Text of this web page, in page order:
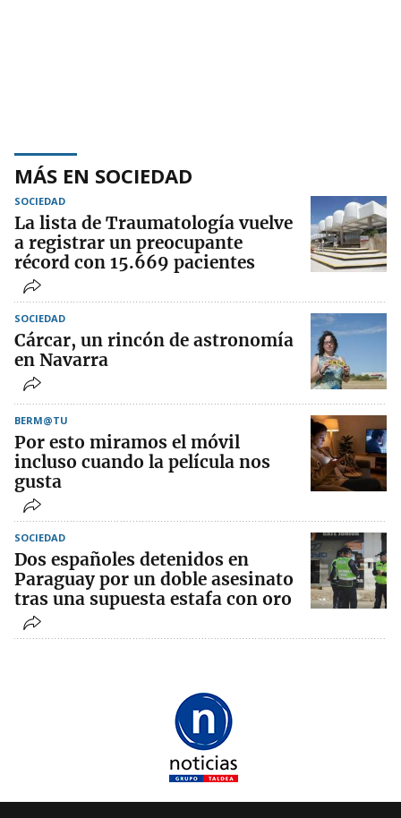
MÁS EN SOCIEDAD
SOCIEDAD
La lista de Traumatología vuelve
a registrar un preocupante
récord con 15.669 pacientes
SOCIEDAD
Cárcar, un rincón de astronomía
en Navarra
BERM@TU
Por esto miramos el móvil
incluso cuando la película nos
gusta
SOCIEDAD
Dos españoles detenidos en
Paraguay por un doble asesinato
tras una supuesta estafa con oro